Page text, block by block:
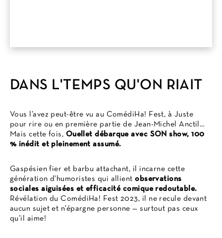
DANS L'TEMPS QU'ON RIAIT
Vous l’avez peut-être vu au ComédiHa! Fest, à Juste
pour rire ou en première partie de Jean-Michel Anctil…
Mais cette fois, Ouellet débarque avec SON show, 100
% inédit et pleinement assumé.
Gaspésien fier et barbu attachant, il incarne cette
génération d’humoristes qui allientobservations
sociales aiguisées et efficacité comique redoutable.
Révélation du ComédiHa! Fest 2023, il ne recule devant
aucun sujet et n’épargne personne — surtout pas ceux
qu’il aime!